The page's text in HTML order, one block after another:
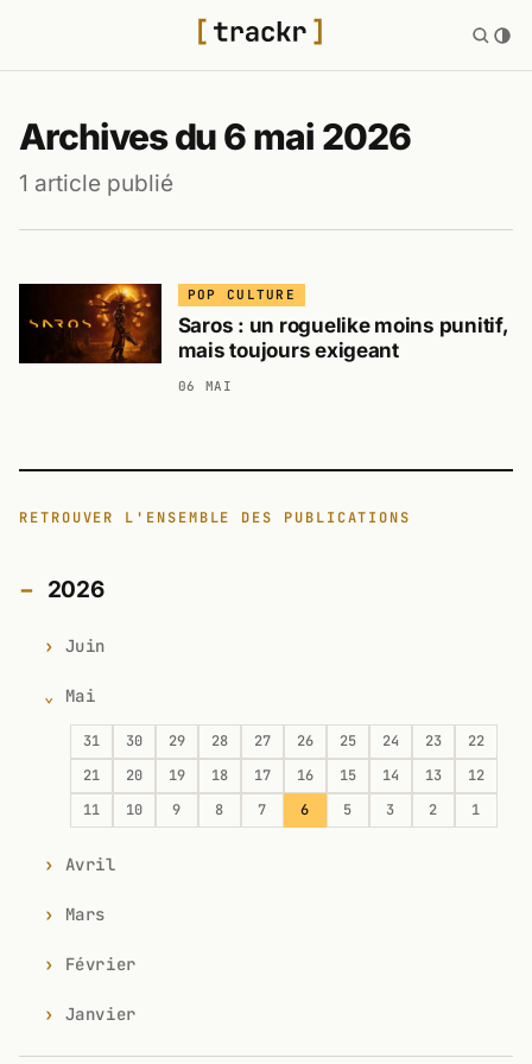
Archives du 6 mai 2026
1 article publié
POP CULTURE
Saros : un roguelike moins punitif,
mais toujours exigeant
06 MAI
RETROUVER L'ENSEMBLE DES PUBLICATIONS
2026
Juin
Mai
31 30 29 28 27 26 25 24 23
22
21
20 19 18 17 16 15 14 13
12
11
10 9 8 7 6 5 3 2 1
Avril
Mars
Février
Janvier